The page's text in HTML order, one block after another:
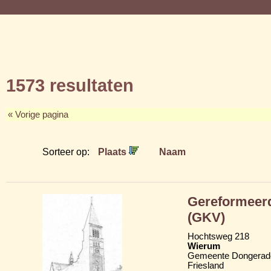
1573 resultaten
« Vorige pagina
Sorteer op: Plaats Naam
(GKV)
Hochtsweg 218
Wierum
Gemeente
Friesland